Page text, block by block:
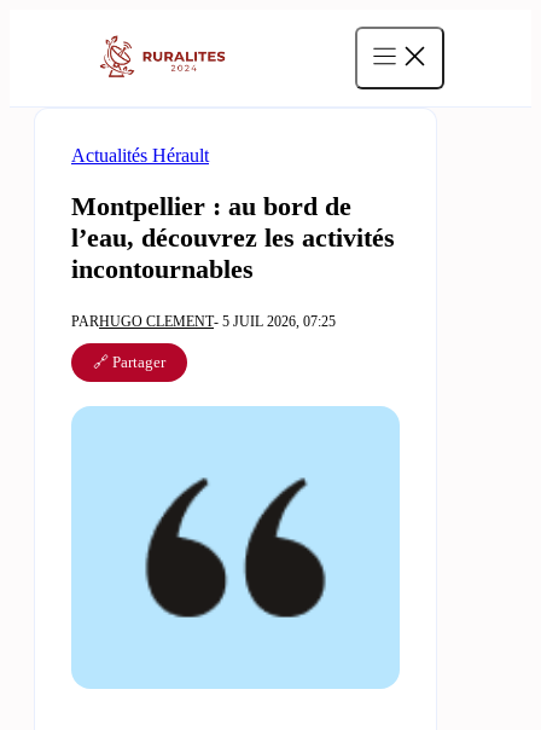
Actualités Hérault
Montpellier : au bord de
l’eau, découvrez les activités
incontournables
PARHUGO CLEMENT- 5 JUIL 2026, 07:25
🔗 Partager